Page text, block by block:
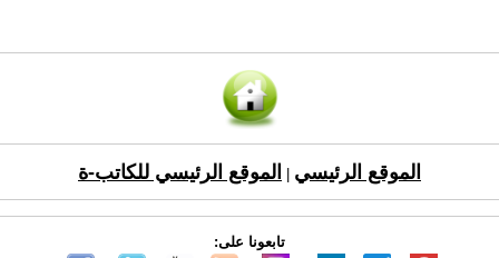
الموقع الرئيسي الموقع الرئيسي للكاتب-ة
تابعونا على: